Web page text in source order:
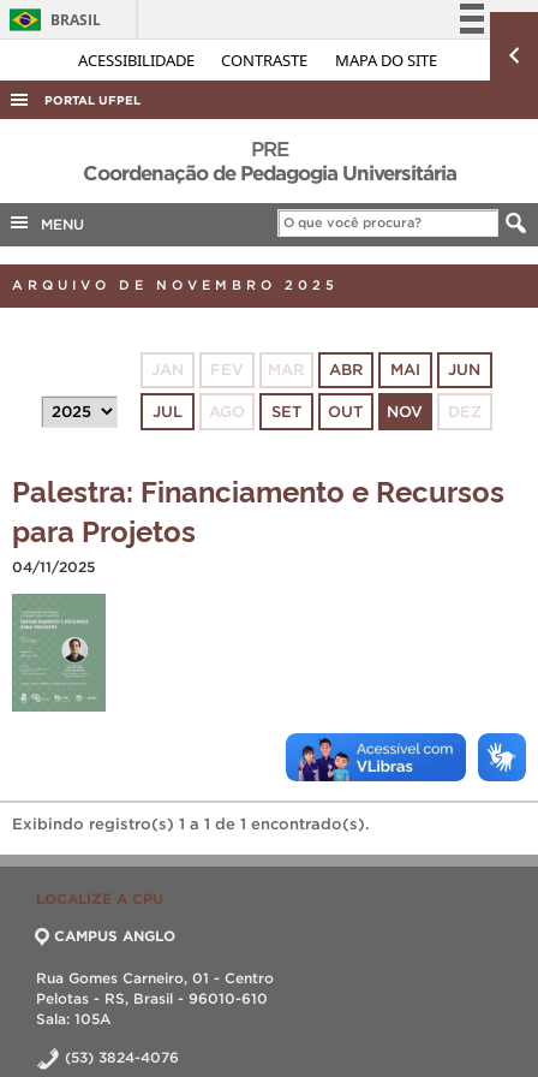
ACESSIBILIDADE CONTRASTE MAPA DO SITE
BRASIL
Simplifique!
Acesso à informação
Legislação
Canais
PORTAL UFPEL
AUDITORIA
COBALTO
CONCURSOS
PORTARIAS
PRE
Coordenação de Pedagogia Universitária
MENU
ARQUIVO DE NOVEMBRO 2025
JAN FEV MAR ABR MAI JUN
JUL AGO SET OUT NOV DEZ
Palestra: Financiamento e Recursos
para Projetos
04/11/2025
Exibindo registro(s) 1 a 1 de 1 encontrado(s).
LOCALIZE A CPU
CAMPUS ANGLO
Rua Gomes Carneiro, 01 - Centro
Pelotas - RS, Brasil - 96010-610
Sala: 105A
(53) 3824-4076